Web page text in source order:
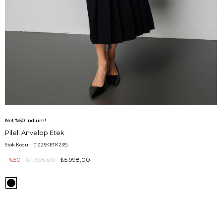
Net %50 İndirim!
Pileli Anvelop Etek
Stok Kodu (TZ25KETK235)
50 ₺11.995,00 ₺5.998,00